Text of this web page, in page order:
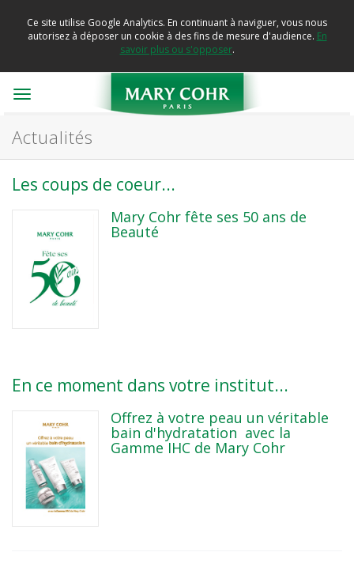
Ce site utilise Google Analytics. En continuant à naviguer, vous nous
autorisez à déposer un cookie à des fins de mesure d'audience. En
savoir plus ou s'opposer.
Toggle
Actualités
Les coups de coeur...
Mary Cohr fête ses 50 ans de
Beauté
En ce moment dans votre institut...
Offrez à votre peau un véritable
bain d'hydratation avec la
Gamme IHC de Mary Cohr